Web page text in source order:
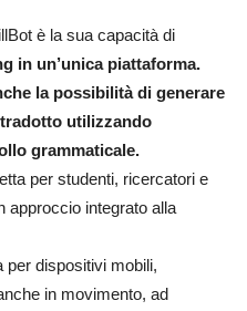
è la sua capacità di
in un’unica piattaforma.
la possibilità di generare
utilizzando
grammaticale.
per studenti, ricercatori e
approccio integrato alla
per dispositivi mobili,
in movimento, ad